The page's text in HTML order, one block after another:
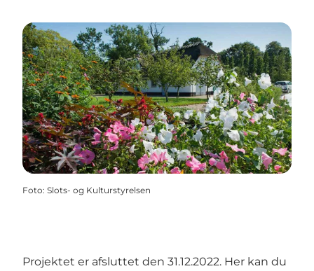
Foto: Slots- og Kulturstyrelsen
Projektet er afsluttet den 31.12.2022. Her kan du